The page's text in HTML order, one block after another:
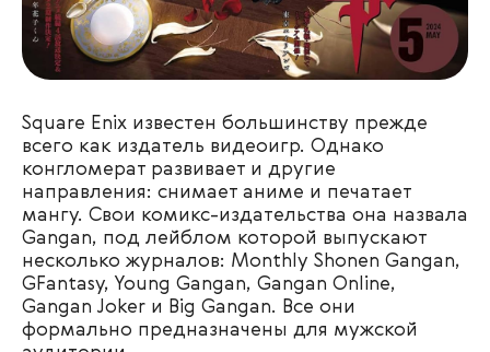
Square Enix известен большинству прежде
всего как издатель видеоигр. Однако
конгломерат развивает и другие
направления: снимает аниме и печатает
мангу. Свои комикс-издательства она назвала
Gangan, под лейблом которой выпускают
несколько журналов: Monthly Shonen Gangan,
GFantasy, Young Gangan, Gangan Online,
Gangan Joker и Big Gangan. Все они
формально предназначены для мужской